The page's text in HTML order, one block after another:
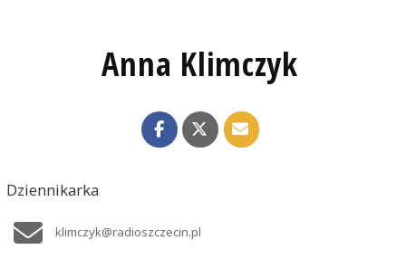
Anna Klimczyk
Dziennikarka
klimczyk@radioszczecin.pl